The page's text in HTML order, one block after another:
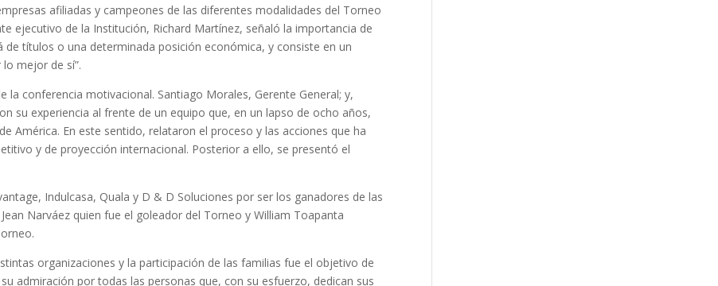
afiliadas y campeones de las diferentes modalidades del Torneo
ejecutivo de la Institución, Richard Martínez, señaló la importancia de
de títulos o una determinada posición económica, y consiste en un
mejor de sí”.
la conferencia motivacional. Santiago Morales, Gerente General; y,
su experiencia al frente de un equipo que, en un lapso de ocho años,
América. En este sentido, relataron el proceso y las acciones que ha
y de proyección internacional. Posterior a ello, se presentó el
Indulcasa, Quala y D & D Soluciones por ser los ganadores de las
Narváez quien fue el goleador del Torneo y William Toapanta
organizaciones y la participación de las familias fue el objetivo de
admiración por todas las personas que, con su esfuerzo, dedican sus